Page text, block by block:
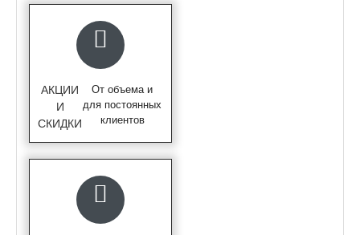
АКЦИИ
И
СКИДКИ
От объема и
для постоянных
клиентов